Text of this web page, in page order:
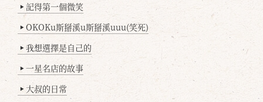
▶ 記得第一個微笑
▶ OKOKu斯掰溪u斯掰溪uuu(笑死)
▶ 我想選擇是自己的
▶ 一星名店的故事
▶ 大叔的日常